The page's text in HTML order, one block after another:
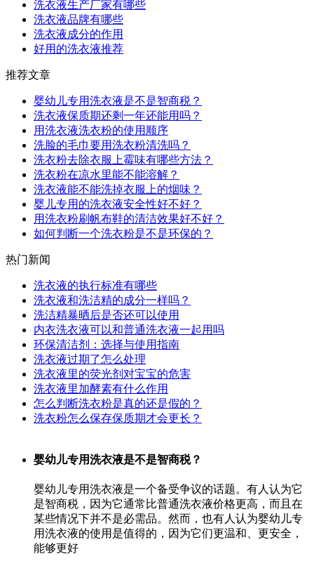
洗衣液生产厂家有哪些
洗衣液品牌有哪些
洗衣液成分的作用
好用的洗衣液推荐
推荐文章
婴幼儿专用洗衣液是不是智商税？
洗衣液保质期还剩一年还能用吗？
用洗衣液洗衣粉的使用顺序
洗脸的毛巾要用洗衣粉清洗吗？
洗衣粉去除衣服上霉味有哪些方法？
洗衣粉在凉水里能不能溶解？
洗衣液能不能洗掉衣服上的烟味？
婴儿专用的洗衣液安全性好不好？
用洗衣粉刷帆布鞋的清洁效果好不好？
如何判断一个洗衣粉是不是环保的？
热门新闻
洗衣液的执行标准有哪些
洗衣液和洗洁精的成分一样吗？
洗洁精暴晒后是否还可以使用
内衣洗衣液可以和普通洗衣液一起用吗
环保清洁剂：选择与使用指南
洗衣液过期了怎么处理
洗衣液里的荧光剂对宝宝的危害
洗衣液里加酵素有什么作用
怎么判断洗衣粉是真的还是假的？
洗衣粉怎么保存保质期才会更长？
婴幼儿专用洗衣液是不是智商税？
婴幼儿专用洗衣液是一个备受争议的话题。有人认为它
是智商税，因为它通常比普通洗衣液价格更高，而且在
某些情况下并不是必需品。然而，也有人认为婴幼儿专
用洗衣液的使用是值得的，因为它们更温和、更安全，
能够更好